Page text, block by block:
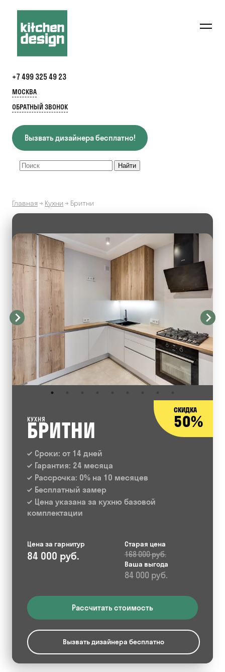
+7 499 325 49 23
МОСКВА
ОБРАТНЫЙ ЗВОНОК
Вызвать дизайнера бесплатно!
Главная→ Кухни → Бритни
СКИДКА
50%
КУХНЯ
БРИТНИ
Сроки: от 14 дней
Гарантия: 24 месяца
Рассрочка: 0% на 10 месяцев
Бесплатный замер
Цена указана за кухню базовой
комплектации
Цена за гарнитур
84 000 руб.
Старая цена
168 000 руб.
Ваша выгода
84 000 руб.
Рассчитать стоимость
Вызвать дизайнера бесплатно